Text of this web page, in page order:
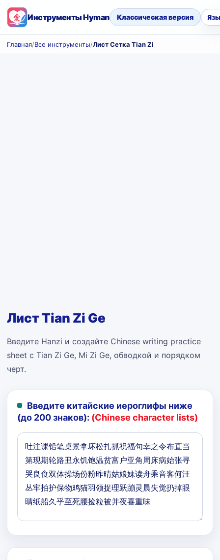
Инструменты Hyman Классическая версия
Главная/Все инструменты/Лист Сетка Tian Zi
Лист Tian Zi Ge
Введите Hanzi и создайте Chinese writing practice
sheet с Tian Zi Ge, Mi Zi Ge, обводкой и порядком
черт.
Введите китайские иероглифы ниже
(до 200 знаков): (Chinese character lists)